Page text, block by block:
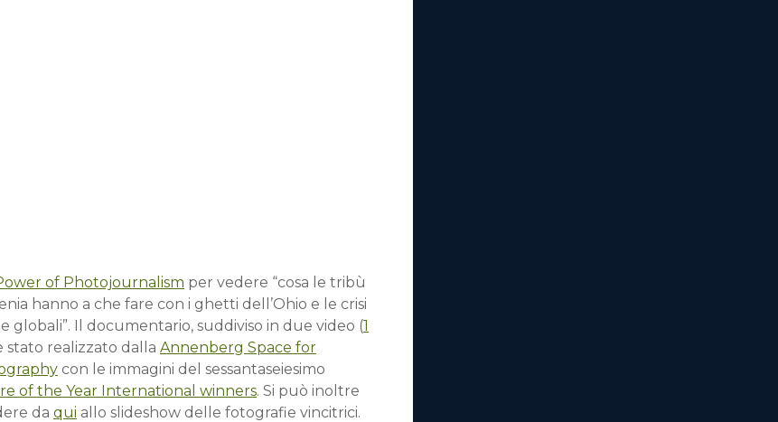
of Photojournalism per vedere “cosa le tribù
hanno a che fare con i ghetti dell’Ohio e le crisi
globali”. Il documentario, suddiviso in due video (1
stato realizzato dalla Annenberg Space for
con le immagini del sessantaseiesimo
of the Year International winners. Si può inoltre
da qui allo slideshow delle fotografie vincitrici.